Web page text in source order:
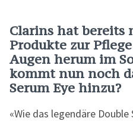
Clarins hat bereits
Produkte zur
Augen herum im
kommt nun noch
Serum Eye hinzu?
«Wie das legendäre